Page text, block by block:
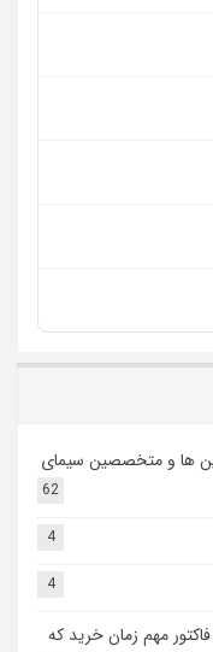
ها و متخصصین سیمای
62
4
4
دستگاه سابلیمیشن : راهنمای خرید و 5 فاکتور مهم زمان خرید که